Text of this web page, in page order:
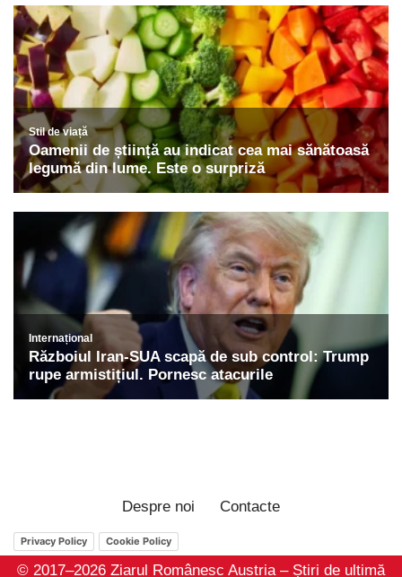
Despre noi Contacte
Privacy Policy Cookie Policy
© 2017–2026 Ziarul Românesc Austria – Știri de ultimă